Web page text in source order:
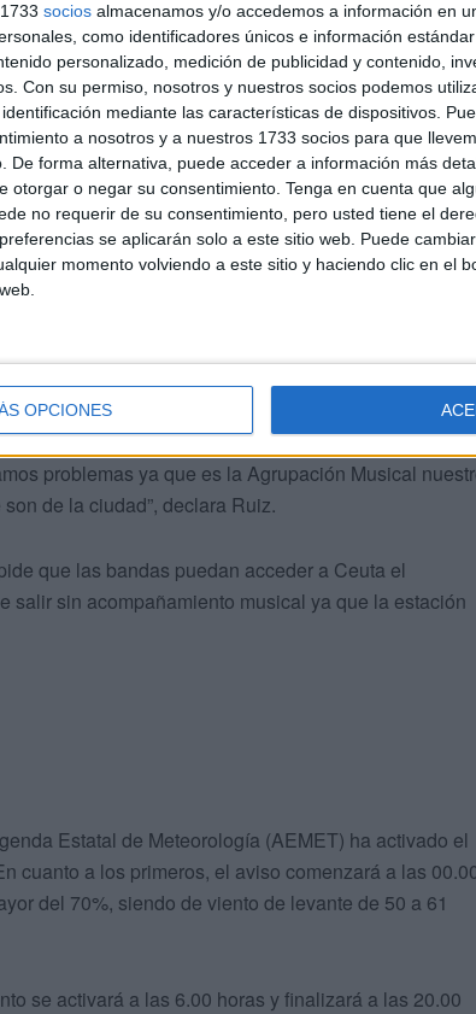
socios almacenamos y/o accedemos a información en
como identificadores únicos e información
personalizado, medición de publicidad y contenido,
Con su permiso, nosotros y nuestros socios podemos
mediante las características de dispositivos.
a nosotros y a nuestros 1733 socios para que
De forma alternativa, puede acceder a información más
otorgar o negar su consentimiento. Tenga en cuenta que
no requerir de su consentimiento, pero usted tiene el
se aplicarán solo a este sitio web. Puede
momento volviendo a este sitio y haciendo clic en el
OPCIONES
porque tienen programado venir en el barco de las
complicaciones, pero el problema viene a la hora
de las 10.00 horas debido a que tienen que
puedan acceder a Ceuta el
la posibilidad de salir sin
problemas ya que es la Agrupación Musical
de la ciudad”, declara Ruiz.
que las bandas puedan acceder a Ceuta el
sin acompañamiento musical ya que la estación
Estatal de Meteorología (AEMET) ha activado el
cuanto a los primeros, el aviso comenzará a las
del 70%, siendo de viento de levante de 50 a 61
se activará a las 6.00 horas y finalizará a las 20.00